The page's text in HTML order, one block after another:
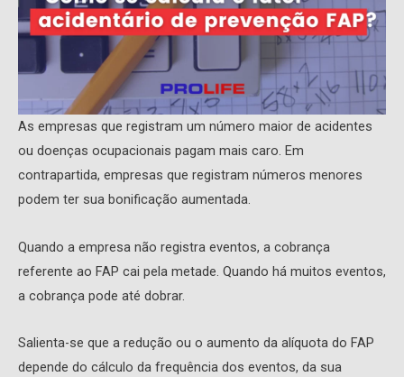
As empresas que registram um número maior de acidentes
ou doenças ocupacionais pagam mais caro. Em
contrapartida, empresas que registram números menores
podem ter sua bonificação aumentada.
Quando a empresa não registra eventos, a cobrança
referente ao FAP cai pela metade. Quando há muitos eventos,
a cobrança pode até dobrar.
Salienta-se que a redução ou o aumento da alíquota do FAP
depende do cálculo da frequência dos eventos, da sua